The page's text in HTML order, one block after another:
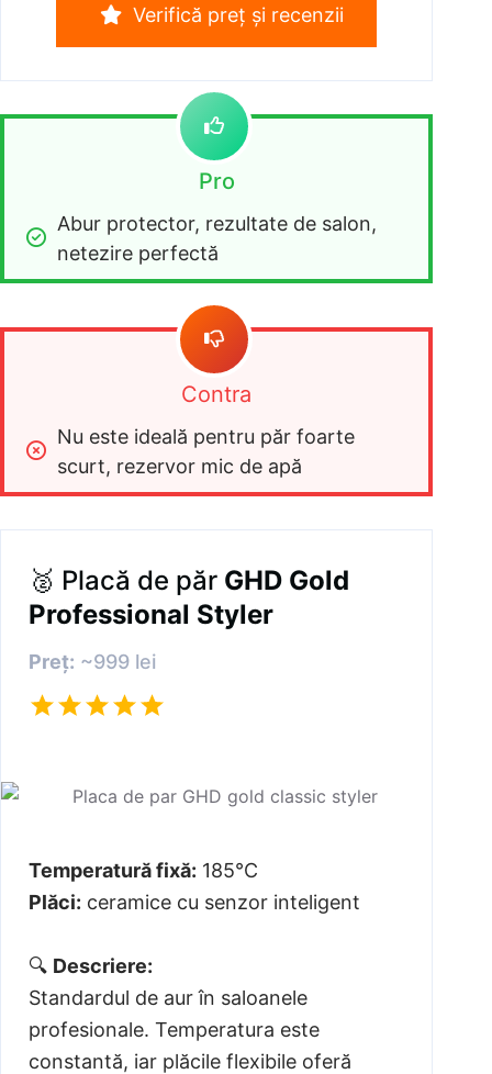
Verifică preț și recenzii
Pro
Abur protector, rezultate de salon,
netezire perfectă
Contra
Nu este ideală pentru păr foarte
scurt, rezervor mic de apă
🥈 Placă de păr GHD Gold
Professional Styler
Preț: ~999 lei
Temperatură fixă: 185°C
Plăci: ceramice cu senzor inteligent
🔍 Descriere:
Standardul de aur în saloanele
profesionale. Temperatura este
constantă, iar plăcile flexibile oferă